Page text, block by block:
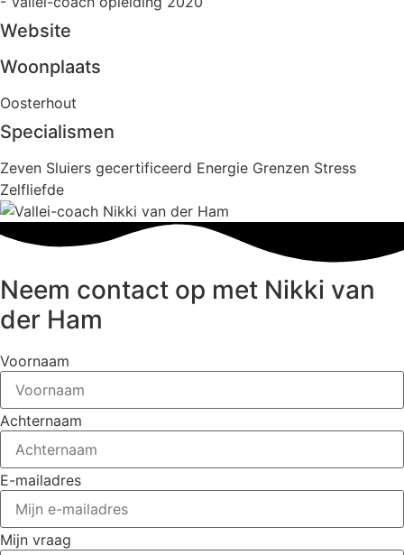
Website
Woonplaats
Oosterhout
Specialismen
Zeven Sluiers gecertificeerd Energie Grenzen Stress
Zelfliefde
Neem contact op met Nikki van
der Ham
Voornaam
Achternaam
E-mailadres
Mijn vraag